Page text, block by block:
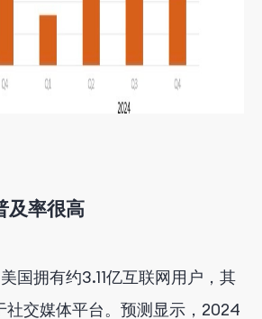
及率很高
国拥有约3.11亿互联网用户，其
社交媒体平台。预测显示，2024